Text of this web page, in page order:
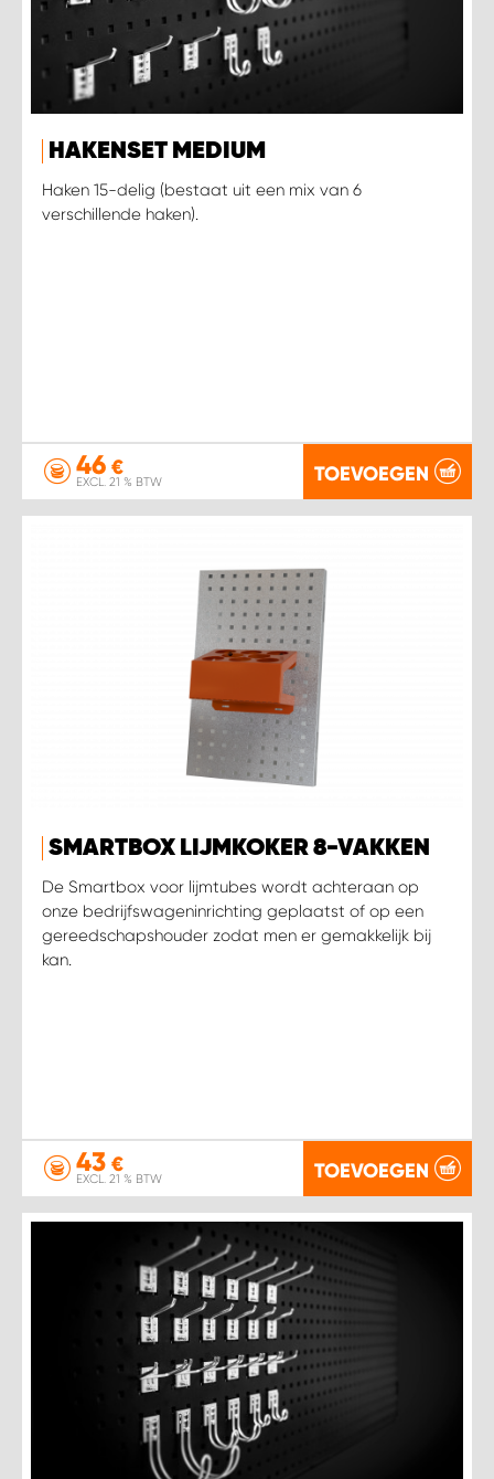
HAKENSET MEDIUM
Haken 15-delig (bestaat uit een mix van 6
verschillende haken).
46 €
EXCL. 21 % BTW TOEVOEGEN
SMARTBOX LIJMKOKER 8-VAKKEN
De Smartbox voor lijmtubes wordt achteraan op
onze bedrijfswageninrichting geplaatst of op een
gereedschapshouder zodat men er gemakkelijk bij
kan.
43 €
EXCL. 21 % BTW TOEVOEGEN